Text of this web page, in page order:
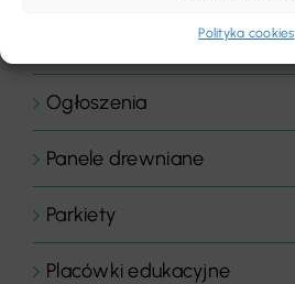
Polityka cookies
Obiekty sportowe
Ogłoszenia
Panele drewniane
Parkiety
Placówki edukacyjne